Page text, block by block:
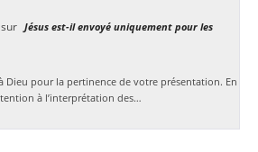
sur Jésus est-il envoyé uniquement pour les
Dieu pour la pertinence de votre présentation. En
à l’interprétation des…